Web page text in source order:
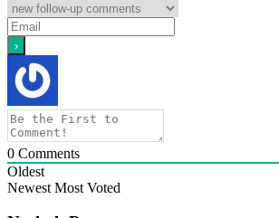
0 Comments
Oldest
Newest Most Voted